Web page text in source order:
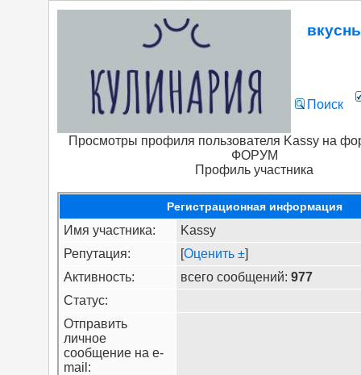
Поиск
Просмотры профиля пользователя Kassy на
ФОРУМ
Профиль участника
Регистрационная информация
Имя участника:
Kassy
Репутация:
[Оценить ±]
Активность:
всего сообщений:977
Статус:
Отправить
личное
сообщение на e-
mail: